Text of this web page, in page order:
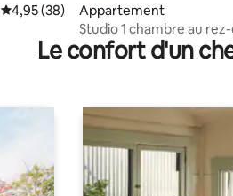
Évaluation moyenne sur la base de 38
4,95 (38)
Appartement
Studio 1 chambre au
Près de la gare
Le confort d'un